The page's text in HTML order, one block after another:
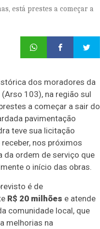
está prestes a começar a
dos moradores da
103), na região sul
a começar a sair do
pavimentação
teve sua licitação
nos próximos
da ordem de serviço que
o início das obras.
é de
R$ 20 milhões e atende
comunidade local, que
melhorias na